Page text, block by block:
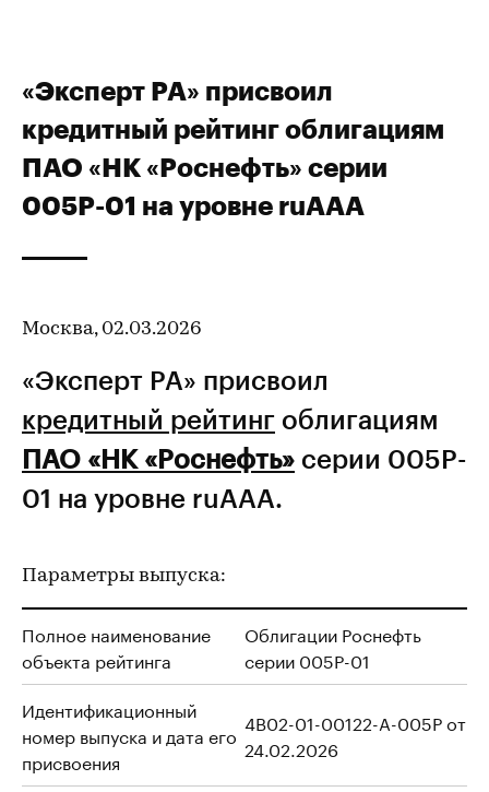
«Эксперт РА» присвоил
кредитный рейтинг облигациям
ПАО «НК «Роснефть» серии
005P-01 на уровне ruAAA
Москва, 02.03.2026
«Эксперт РА» присвоил
кредитный рейтинг облигациям
ПАО «НК «Роснефть» серии 005P-
01 на уровне ruAAA.
Параметры выпуска:
Полное наименование
объекта рейтинга
Облигации Роснефть
серии 005P-01
Идентификационный
номер выпуска и дата его
присвоения
4B02-01-00122-A-005P от
24.02.2026